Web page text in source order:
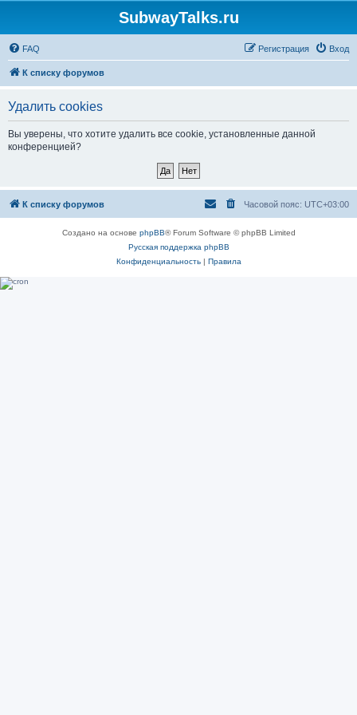
SubwayTalks.ru
FAQ Вход
Регистрация
К списку форумов
Удалить cookies
Вы уверены, что хотите удалить все cookie, установленные данной
конференцией?
К списку форумов Часовой пояс: UTC+03:00
Создано на основе phpBB® Forum Software © phpBB Limited
Русская поддержка phpBB
Конфиденциальность| Правила